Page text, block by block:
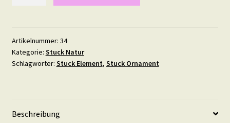
Ornament
-
9,5
Menge
Artikelnummer: 34
Kategorie: Stuck Natur
Schlagwörter: Stuck Element, Stuck Ornament
Beschreibung